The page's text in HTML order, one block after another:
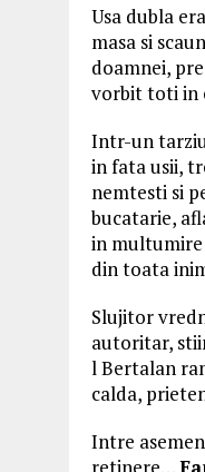
Usa dubla
masa si
doamnei,
vorbit toti in
Intr-un tarziu
in fata usii,
nemtesti si
bucatarie,
in multumire
din toata
Slujitor
autoritar,
l Bertalan
calda,
Intre